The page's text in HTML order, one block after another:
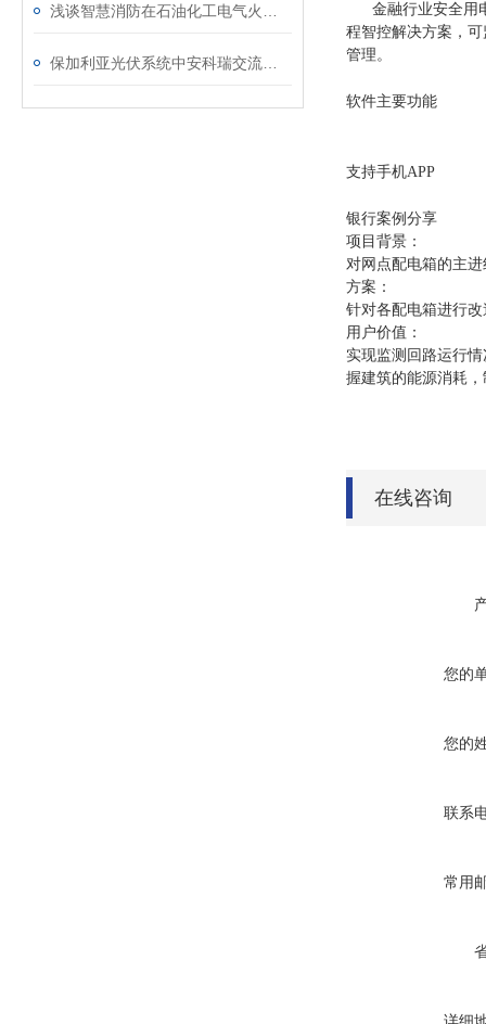
金融行业安全用电
程智控解决方案，
管理。
软件主要功能
支持手机APP
银行案例分享
项目背景：
对网点配电箱的主
方案：
针对各配电箱进行
用户价值：
实现监测回路运行
握建筑的能源消耗
在线咨询
您的
您的
联系
常用